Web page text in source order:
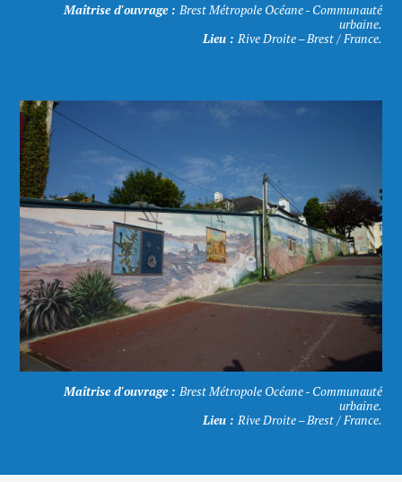
Maîtrise d'ouvrage : Brest Métropole Océane - Communauté
urbaine.
Lieu : Rive Droite – Brest / France.
Maîtrise d'ouvrage : Brest Métropole Océane - Communauté
urbaine.
Lieu : Rive Droite – Brest / France.